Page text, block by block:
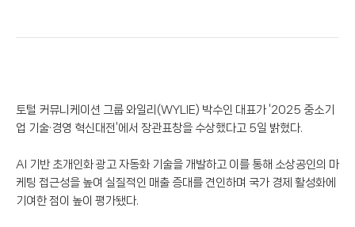
토털 커뮤니케이션 그룹 와일리(WYLIE) 박수인 대표가 ‘2025 중소기
업 기술·경영 혁신대전’에서 장관표창을 수상했다고 5일 밝혔다.
AI 기반 초개인화 광고 자동화 기술을 개발하고 이를 통해 소상공인의 마
케팅 접근성을 높여 실질적인 매출 증대를 견인하며 국가 경제 활성화에
기여한 점이 높이 평가됐다.